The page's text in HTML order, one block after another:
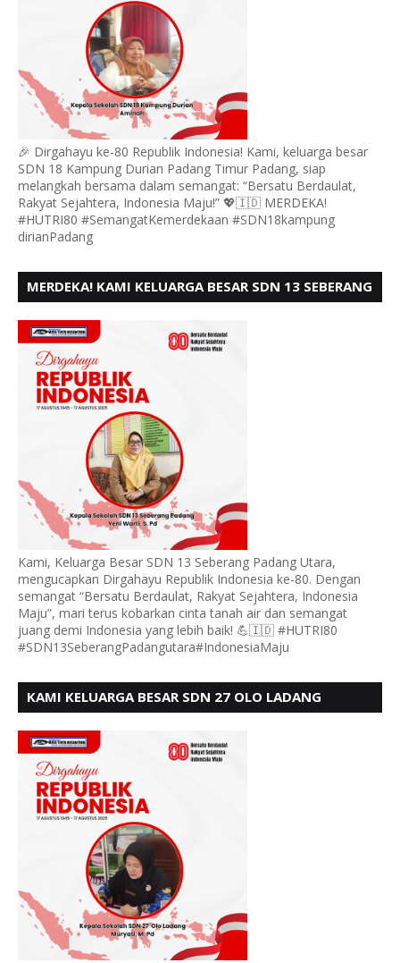
🎉 Dirgahayu ke-80 Republik Indonesia! Kami, keluarga besar
SDN 18 Kampung Durian Padang Timur Padang, siap
melangkah bersama dalam semangat: “Bersatu Berdaulat,
Rakyat Sejahtera, Indonesia Maju!” 💖🇮🇩 MERDEKA!
#HUTRI80 #SemangatKemerdekaan #SDN18kampung
dirianPadang
MERDEKA! KAMI KELUARGA BESAR SDN 13 SEBERANG
Kami, Keluarga Besar SDN 13 Seberang Padang Utara,
mengucapkan Dirgahayu Republik Indonesia ke-80. Dengan
semangat “Bersatu Berdaulat, Rakyat Sejahtera, Indonesia
Maju”, mari terus kobarkan cinta tanah air dan semangat
juang demi Indonesia yang lebih baik! 💪🇮🇩 #HUTRI80
#SDN13SeberangPadangutara#IndonesiaMaju
KAMI KELUARGA BESAR SDN 27 OLO LADANG